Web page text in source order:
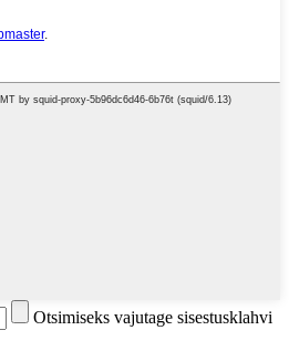
Otsimiseks vajutage sisestusklahvi